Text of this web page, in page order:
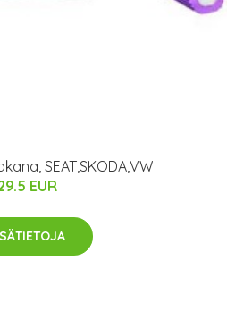
SEAT,SKODA,VW
EUR